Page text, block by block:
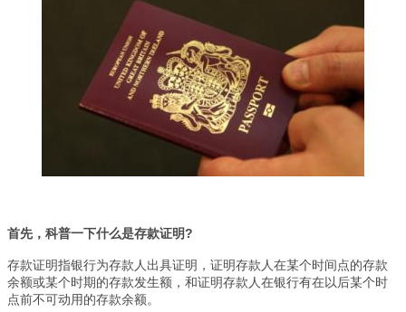
首先，科普一下什么是存款证明?
存款证明指银行为存款人出具证明，证明存款人在某个时间点的存款
余额或某个时期的存款发生额，和证明存款人在银行有在以后某个时
点前不可动用的存款余额。